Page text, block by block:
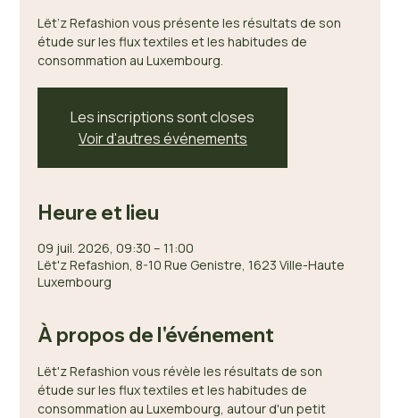
Lët’z Refashion vous présente les résultats de son
étude sur les flux textiles et les habitudes de
consommation au Luxembourg.
Les inscriptions sont closes
Voir d'autres événements
Heure et lieu
09 juil. 2026, 09:30 – 11:00
Lët'z Refashion, 8-10 Rue Genistre, 1623 Ville-Haute
Luxembourg
À propos de l'événement
Lët'z Refashion vous révèle les résultats de son
étude sur les flux textiles et les habitudes de
consommation au Luxembourg, autour d'un petit